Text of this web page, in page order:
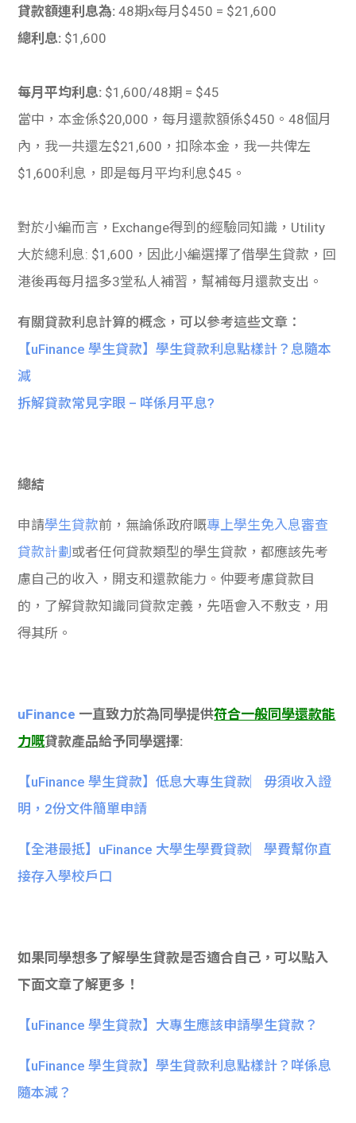
貸款額連利息為:48期x每月$450 = $21,600
總利息: $1,600
每月平均利息: $1,600/48期 = $45
當中，本金係$20,000，每月還款額係$450。48個月
內，我一共還左$21,600，扣除本金，我一共俾左
$1,600利息，即是每月平均利息$45。
對於小編而言，Exchange得到的經驗同知識，Utility
大於總利息: $1,600，因此小編選擇了借學生貸款，回
港後再每月搵多3堂私人補習，幫補每月還款支出。
有關貸款利息計算的概念，可以參考這些文章：
【uFinance 學生貸款】學生貸款利息點樣計？息隨本
減
拆解貸款常見字眼 – 咩係月平息?
總結
申請學生貸款前，無論係政府嘅專上學生免入息審查
貸款計劃 或者任何貸款類型的學生貸款，都應該先考
慮自己的收入，開支和還款能力。仲要考慮貸款目
的，了解貸款知識同貸款定義，先唔會入不敷支，用
得其所。
uFinance 一直致力於為同學提供符合一般同學還款能
力嘅貸款產品給予同學選擇:
【uFinance 學生貸款】低息大專生貸款︳毋須收入證
明，2份文件簡單申請
【全港最抵】uFinance 大學生學費貸款︳學費幫你直
接存入學校戶口
如果同學想多了解學生貸款是否適合自己，可以點入
下面文章了解更多！
【uFinance 學生貸款】大專生應該申請學生貸款？
【uFinance 學生貸款】學生貸款利息點樣計？咩係息
隨本減？